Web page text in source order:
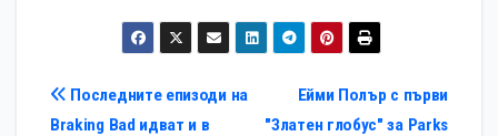
Навигация
Ейми Полър с първи
"Златен глобус" за Parks
Последните епизоди на
Braking Bad идват и в